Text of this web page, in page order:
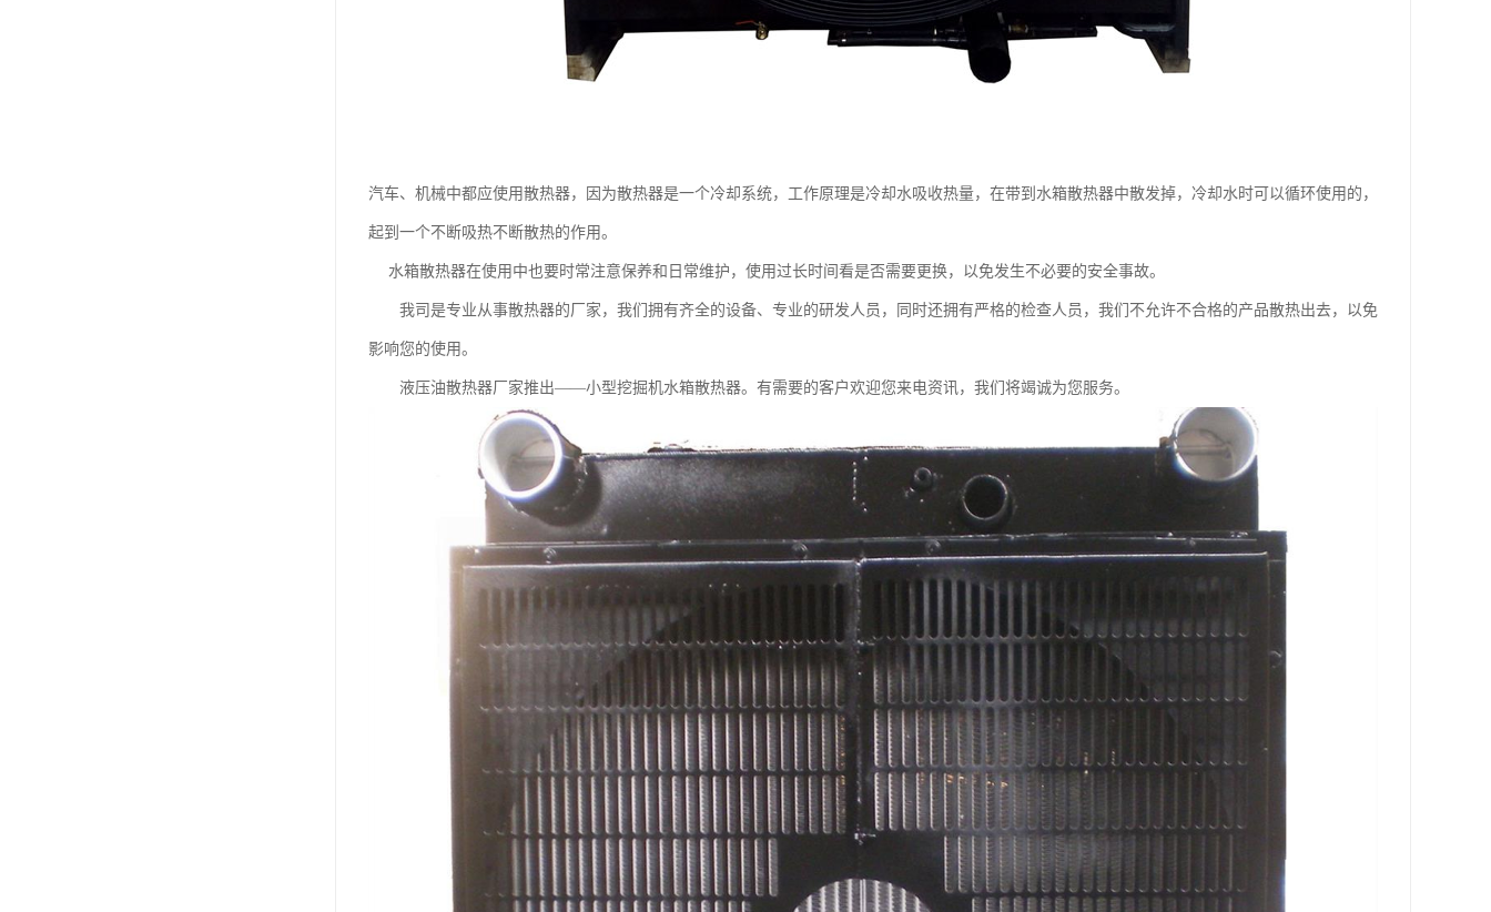
汽车、机械中都应使用散热器，因为散热器是一个冷却系统，工作原理是冷却水吸收热量，在带到水箱散热器中散发掉，冷却水时可以循环使用的，
起到一个不断吸热不断散热的作用。
水箱散热器在使用中也要时常注意保养和日常维护，使用过长时间看是否需要更换，以免发生不必要的安全事故。
我司是专业从事散热器的厂家，我们拥有齐全的设备、专业的研发人员，同时还拥有严格的检查人员，我们不允许不合格的产品散热出去，以免
影响您的使用。
液压油散热器厂家推出——小型挖掘机水箱散热器。有需要的客户欢迎您来电资讯，我们将竭诚为您服务。